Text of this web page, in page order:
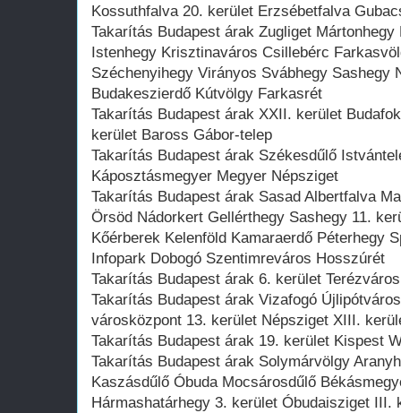
Kossuthfalva 20. kerület Erzsébetfalva
Takarítás Budapest árak Zugliget
Istenhegy Krisztinaváros Csillebérc
Széchenyihegy Virányos Svábhegy Sashegy
Budakeszierdő Kútvölgy Farkasrét
Takarítás Budapest árak XXII. kerület
kerület Baross Gábor-telep
Takarítás Budapest árak Székesdűlő
Káposztásmegyer Megyer Népsziget
Takarítás Budapest árak Sasad Albertfalva
Örsöd Nádorkert Gellérthegy Sashegy 11.
Kőérberek Kelenföld Kamaraerdő Péterhegy
Infopark Dobogó Szentimreváros Hosszúrét
Takarítás Budapest árak 6. kerület
Takarítás Budapest árak Vizafogó
városközpont 13. kerület Népsziget XIII.
Takarítás Budapest árak 19. kerület Kispest
Takarítás Budapest árak Solymárvölgy
Kaszásdűlő Óbuda Mocsárosdűlő
Hármashatárhegy 3. kerület Óbudaisziget III.